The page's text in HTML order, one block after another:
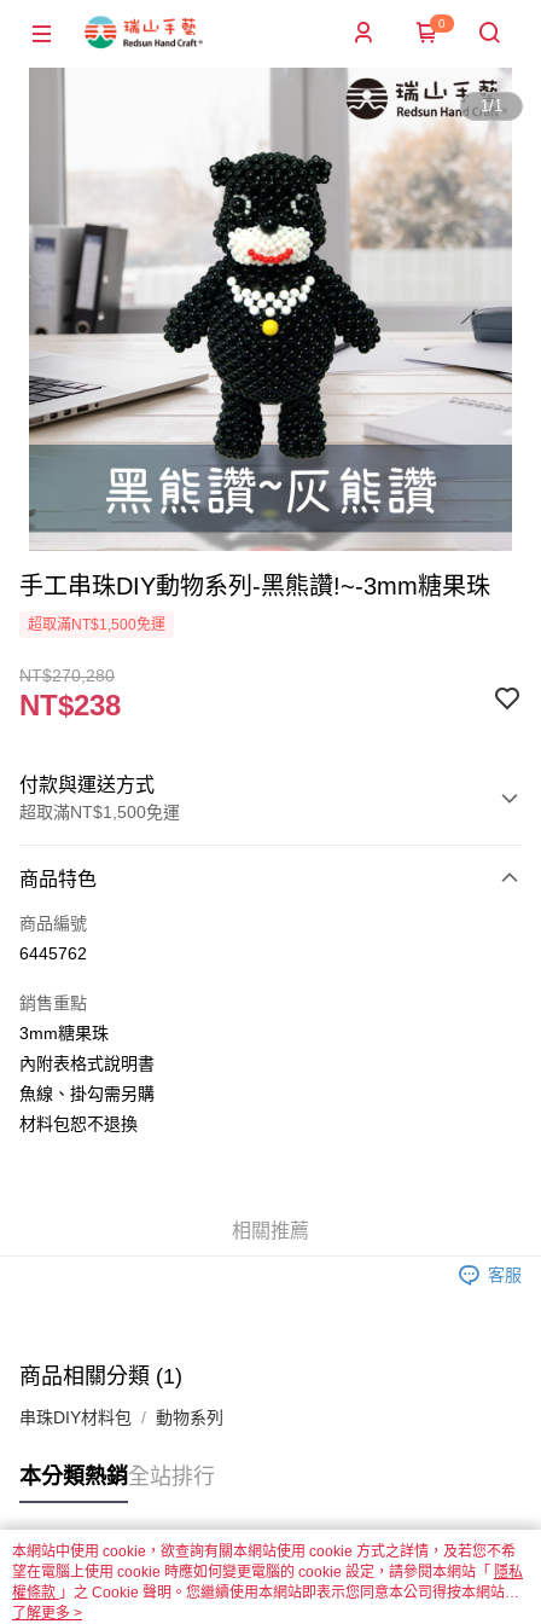
0
1/1
手工串珠DIY動物系列-黑熊讚!~-3mm糖果珠
超取滿NT$1,500免運
NT$270,280
NT$238
付款與運送方式
超取滿NT$1,500免運
信用卡一次付款
超商取貨付款
街口支付
悠遊付
運送方式
宅配 新竹物流
付款後門市自取
免運費
商品特色
商品編號
6445762
銷售重點
3mm糖果珠
內附表格式說明書
魚線、掛勾需另購
材料包恕不退換
相關推薦
客服
商品相關分類 (1)
串珠DIY材料包 動物系列
本分類熱銷全站排行
熱門標籤
本網站中使用 cookie，欲查詢有關本網站使用 cookie 方式之詳情，及若您不希
望在電腦上使用 cookie 時應如何變更電腦的 cookie 設定，請參閱本網站「 隱私
權條款 」之 Cookie 聲明。您繼續使用本網站即表示您同意本公司得按本網站使
用條款之 Cookie 聲明使用 cookie。
了解更多 >